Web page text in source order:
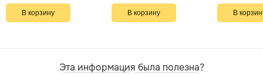
В корзину В корзину В
Эта информация была полезна?